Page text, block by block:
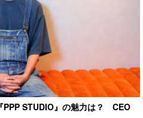
PPP STUDIO』の魅力は？ CEO